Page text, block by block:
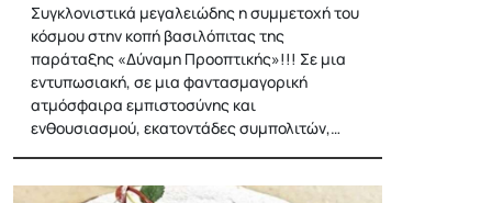
Συγκλονιστικά μεγαλειώδης η συμμετοχή του
κόσμου στην κοπή βασιλόπιτας της
παράταξης «Δύναμη Προοπτικής»!!! Σε μια
εντυπωσιακή, σε μια φαντασμαγορική
ατμόσφαιρα εμπιστοσύνης και
ενθουσιασμού, εκατοντάδες συμπολιτών,…